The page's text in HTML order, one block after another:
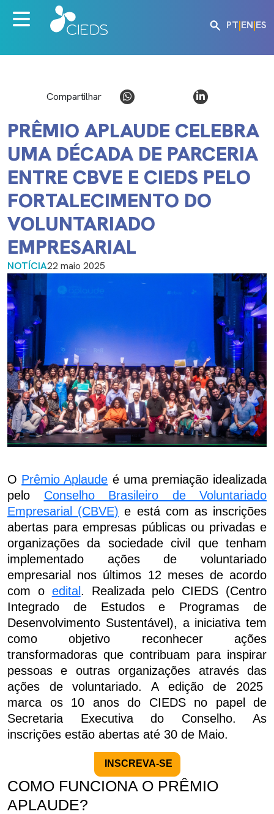
PT|EN|ES
Compartilhar
PRÊMIO APLAUDE CELEBRA
UMA DÉCADA DE PARCERIA
ENTRE CBVE E CIEDS PELO
FORTALECIMENTO DO
VOLUNTARIADO
EMPRESARIAL
NOTÍCIA22 maio 2025
O Prêmio Aplaude é uma premiação idealizada
pelo Conselho Brasileiro de Voluntariado
Empresarial (CBVE) e está com as inscrições
abertas para empresas públicas ou privadas e
organizações da sociedade civil que tenham
implementado ações de voluntariado
empresarial nos últimos 12 meses de acordo
com o edital . Realizada pelo CIEDS (Centro
Integrado de Estudos e Programas de
Desenvolvimento Sustentável), a iniciativa tem
como objetivo reconhecer ações
transformadoras que contribuam para inspirar
pessoas e outras organizações através das
ações de voluntariado. A edição de 2025
marca os 10 anos do CIEDS no papel de
Secretaria Executiva do Conselho. As
inscrições estão abertas até 30 de Maio.
INSCREVA-SE
COMO FUNCIONA O PRÊMIO
APLAUDE?